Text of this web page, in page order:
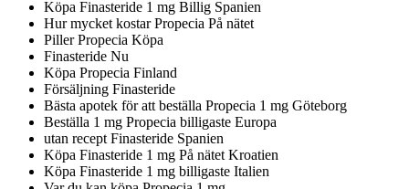
Köpa Finasteride 1 mg Billig Spanien
Hur mycket kostar Propecia På nätet
Piller Propecia Köpa
Finasteride Nu
Köpa Propecia Finland
Försäljning Finasteride
Bästa apotek för att beställa Propecia 1 mg Göteborg
Beställa 1 mg Propecia billigaste Europa
utan recept Finasteride Spanien
Köpa Finasteride 1 mg På nätet Kroatien
Köpa Finasteride 1 mg billigaste Italien